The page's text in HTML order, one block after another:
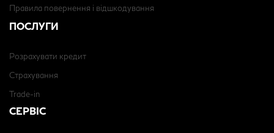
Правила повернення і відшкодування
ПОСЛУГИ
Розрахувати кредит
Страхування
Trade-in
СЕРВІС